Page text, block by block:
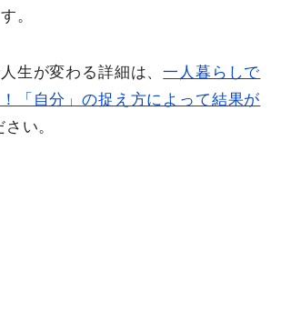
。
生が変わる詳細は、一人暮らしで
「自分」の捉え方によって結果が
い。